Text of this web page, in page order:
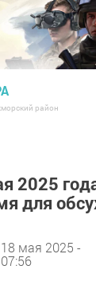
район
2025
для
18 мая 2025 -
07:56